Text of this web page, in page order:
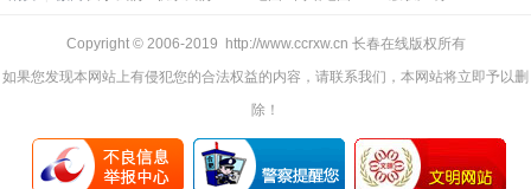
Copyright © 2006-2019 http://www.ccrxw.cn 长春在线版权所有
如果您发现本网站上有侵犯您的合法权益的内容，请联系我们，本网站将立即予以删
除！